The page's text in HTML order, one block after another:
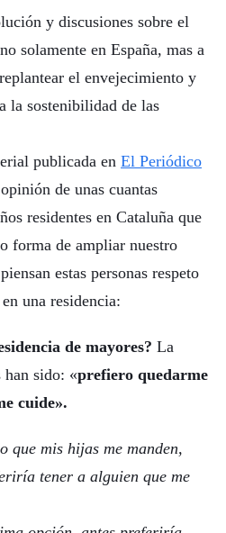
y discusiones sobre el
solamente en España, mas a
el envejecimiento y
la sostenibilidad de las
publicada en El Periódico
de unas cuantas
residentes en Cataluña que
forma de ampliar nuestro
estas personas respeto
una residencia:
de mayores? La
han sido: «prefiero quedarme
cuide».
que mis hijas me manden,
tener a alguien que me